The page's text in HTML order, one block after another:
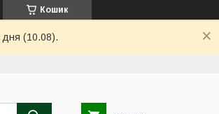
Кошик
дня (10.08).